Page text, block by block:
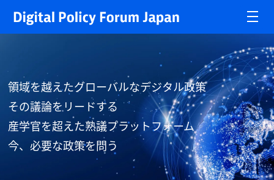
領域を越えたグローバルなデジタル政策
その議論をリードする
産学官を超えた熟議プラットフォーム
今、必要な政策を問う